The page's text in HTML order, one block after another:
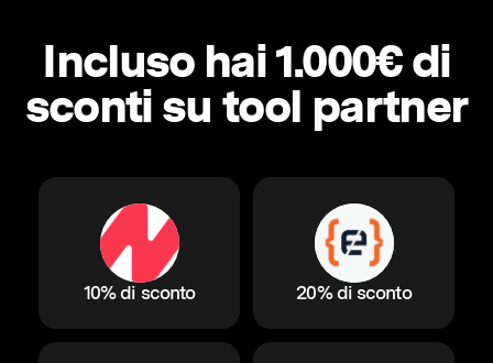
Incluso hai 1.000€ di
sconti su tool partner
10% di sconto 20% di sconto